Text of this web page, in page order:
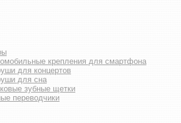
крепления для смартфона
для концертов
для сна
зубные щетки
переводчики